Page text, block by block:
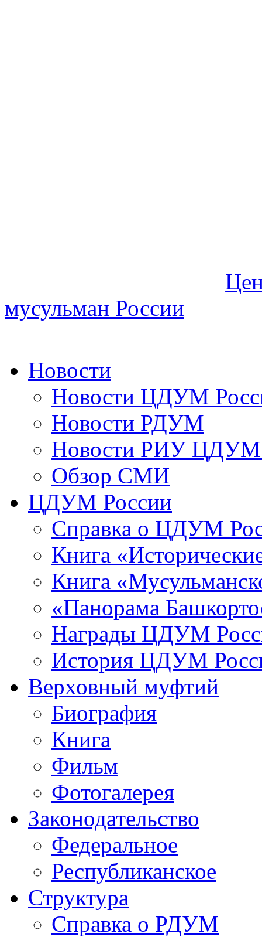
мусульман России
Новости
Новости ЦДУМ
Новости РДУМ
Новости РИУ ЦДУМ
Обзор СМИ
ЦДУМ России
Справка о ЦДУМ
Книга
Книга
«Панорама
Награды ЦДУМ
История ЦДУМ
Верховный муфтий
Биография
Книга
Фильм
Фотогалерея
Законодательство
Федеральное
Республиканское
Структура
Справка о РДУМ